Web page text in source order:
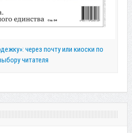
через почту или киоски по
читателя